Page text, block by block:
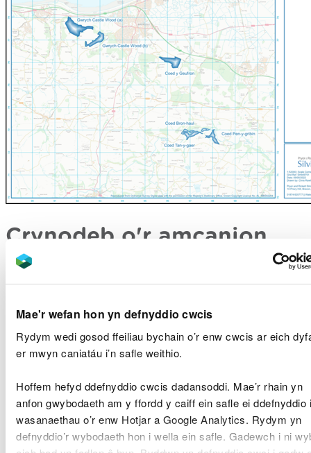
Mae'r wefan hon yn defnyddio cwcis
Rydym wedi gosod ffeiliau bychain o’r enw cwcis ar eich
er mwyn caniatáu i’n safle weithio.
Hoffem hefyd ddefnyddio cwcis dadansoddi. Mae’r rhain yn
anfon gwybodaeth am y ffordd y caiff ein safle ei ddefnyddio i
wasanaethau o’r enw Hotjar a Google Analytics. Rydym yn
defnyddio’r wybodaeth hon i wella ein safle. Gadewch i ni
Crynodeb o'r amcanion
Cytunwyd ar yr amcanion rheoli canlynol er mwyn
cynnal a gwella gwydnwch ecosystemau a'r
Tynnu coed llarwydd ac arallgyfeirio
cyfansoddiad rhywogaethau’r goedwig i wella’r
gallu i wrthsefyll plâu a chlefydau gan hefyd
dyfodol.
Cynyddu amrywiaeth strwythurol a chadwraeth
Gwiwerod Coch trwy gronfeydd naturiol,
cadwraeth hirdymor a Choedwigaeth Gorchudd